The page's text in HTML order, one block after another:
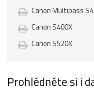
Canon Multipass
Canon S400X
Canon S520X
Prohlédněte si i